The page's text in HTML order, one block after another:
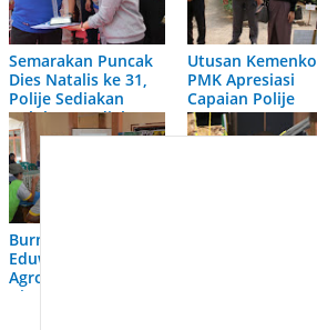
Semarakan Puncak
Dies Natalis ke 31,
Polije Sediakan
Puluhan Hadiah
Utusan Kemenko
PMK Apresiasi
Capaian Polije
Burno, Desa
Eduwisata Berbasis
Agronursing Yang
Giat Berbenah